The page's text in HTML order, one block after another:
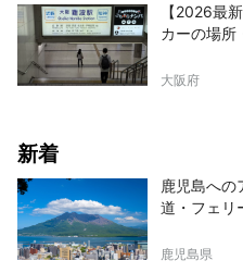
【2026最
カーの場所
大阪府
新着
鹿児島への
道・フェリ
鹿児島県